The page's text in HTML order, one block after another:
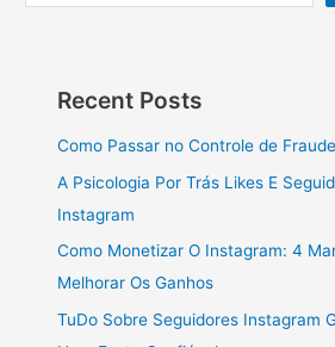
Recent Posts
Como Passar no Controle de
A Psicologia Por Trás Likes E
Instagram
Como Monetizar O Instagram: 4
Melhorar Os Ganhos
TuDo Sobre Seguidores Instagram